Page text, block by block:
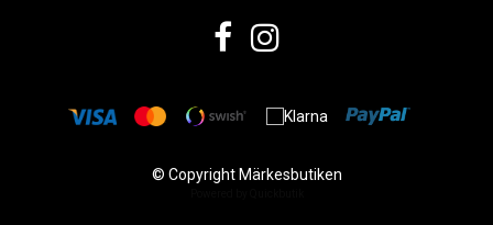
© Copyright Märkesbutiken